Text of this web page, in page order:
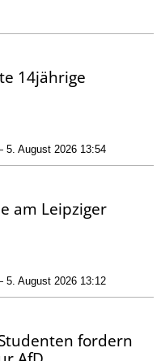
14jährige
5. August 2026 13:54
am Leipziger
5. August 2026 13:12
fordern